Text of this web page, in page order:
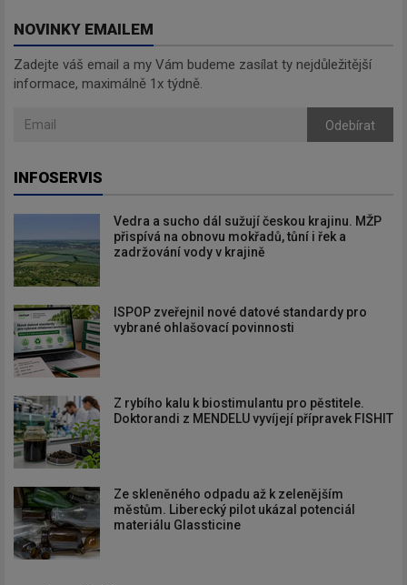
NOVINKY EMAILEM
Zadejte váš email a my Vám budeme zasílat ty nejdůležitější
informace, maximálně 1x týdně.
Odebírat
INFOSERVIS
Vedra a sucho dál sužují českou krajinu. MŽP
přispívá na obnovu mokřadů, tůní i řek a
zadržování vody v krajině
ISPOP zveřejnil nové datové standardy pro
vybrané ohlašovací povinnosti
Z rybího kalu k biostimulantu pro pěstitele.
Doktorandi z MENDELU vyvíjejí přípravek FISHIT
Ze skleněného odpadu až k zelenějším
městům. Liberecký pilot ukázal potenciál
materiálu Glassticine